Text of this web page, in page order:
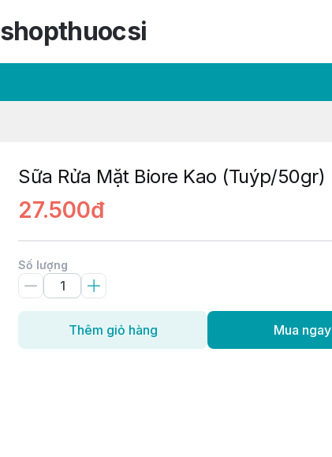
shopthuocsi
Sữa Rửa Mặt Biore Kao (Tuýp/50gr)
27.500đ
Số lượng
Thêm giỏ hàng Mua ngay